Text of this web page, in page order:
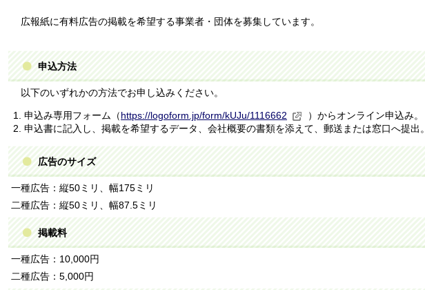
広報紙に有料広告の掲載を希望する事業者・団体を募集しています。
申込方法
以下のいずれかの方法でお申し込みください。
申込み専用フォーム（https://logoform.jp/form/kUJu/1116662
）からオンライン申込み。
申込書に記入し、掲載を希望するデータ、会社概要の書類を添えて、郵送または窓口へ提出。
広告のサイズ
一種広告：縦50ミリ、幅175ミリ
二種広告：縦50ミリ、幅87.5ミリ
掲載料
一種広告：10,000円
二種広告：5,000円